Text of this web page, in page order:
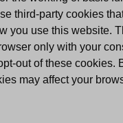
third-party cookies
you use this website.
only with your
out of these cookies.
may affect your